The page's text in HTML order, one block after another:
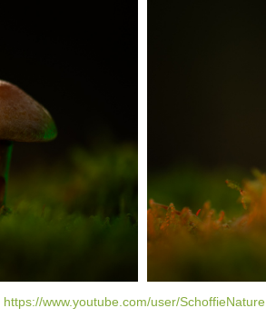
https://www.youtube.com/user/SchoffieNature